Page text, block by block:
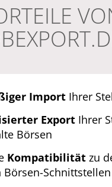
Import Ihrer
Export Ihrer
Börsen
Kompatibilität zu
Börsen-Schnittstellen